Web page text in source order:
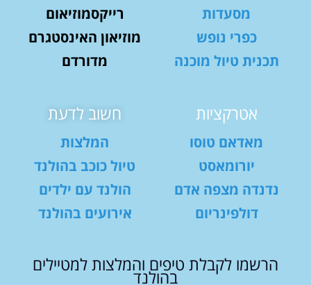
מסעדות
כפרי נופש
תכנית טיול מוכנה
רייקסמוזיאום
מוזיאון האינסטגרם
מדורדם
אטרקציות
מאדאם טוסו
יורומאסט
נדנדה מצפה אדם
דולפינריום
חשוב לדעת
המלצות
טיול כוכב בהולנד
הולנד עם ילדים
אירועים בהולנד
הרשמו לקבלת טיפים והמלצות למטיילים
בהולנד